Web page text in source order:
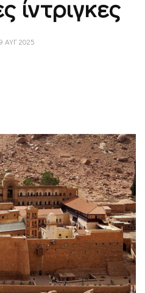
ίντριγκες
ΑΥΓ 2025